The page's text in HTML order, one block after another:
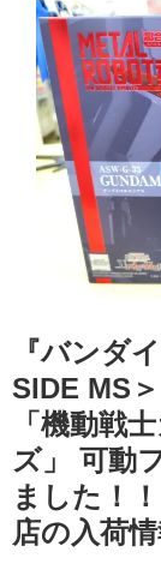
『バンダ
SIDE ​MS
「機動戦
ズ」 ​可動
ました！
店の入荷